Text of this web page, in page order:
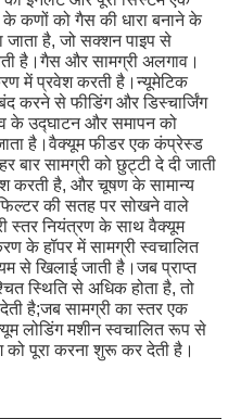
कणों को गैस की धारा बनाने के
जाता है, जो सक्शन पाइप से
है।गैस और सामग्री अलगाव।
में प्रवेश करती है।न्यूमेटिक
करने से फीडिंग और डिस्चार्जिंग
के उद्घाटन और समापन को
जाता है।वैक्यूम फीडर एक कंप्रेस्ड
सामग्री को छुट्टी दे दी जाती
करती है, और चूषण के सामान्य
की सतह पर सोखने वाले
स्तर नियंत्रण के साथ वैक्यूम
के हॉपर में सामग्री स्वचालित
से खिलाई जाती है।जब प्राप्त
स्थिति से अधिक होता है, तो
है;जब सामग्री का स्तर एक
लोडिंग मशीन स्वचालित रूप से
को पूरा करना शुरू कर देती है।